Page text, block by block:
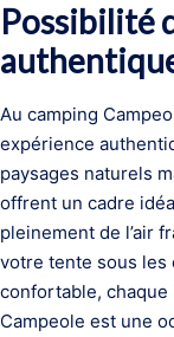
Possibilité
Au camping
expérience
paysages naturels
offrent un cadre
pleinement de l’air
votre tente sous les
confortable, chaque
Campeole est une